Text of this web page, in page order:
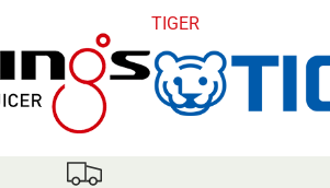
TIGER